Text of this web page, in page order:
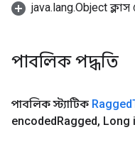
java.lang.Object ক্লাস
পাবলিক পদ্ধতি
পাবলিক স্ট্যাটিক Ragged
encodedRagged, Long